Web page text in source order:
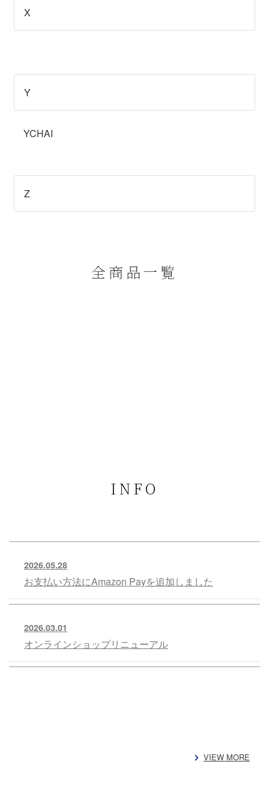
X
Y
YCHAI
Z
全商品一覧
INFO
2026.05.28
お支払い方法にAmazon Payを追加しました
2026.03.01
オンラインショップリニューアル
VIEW MORE